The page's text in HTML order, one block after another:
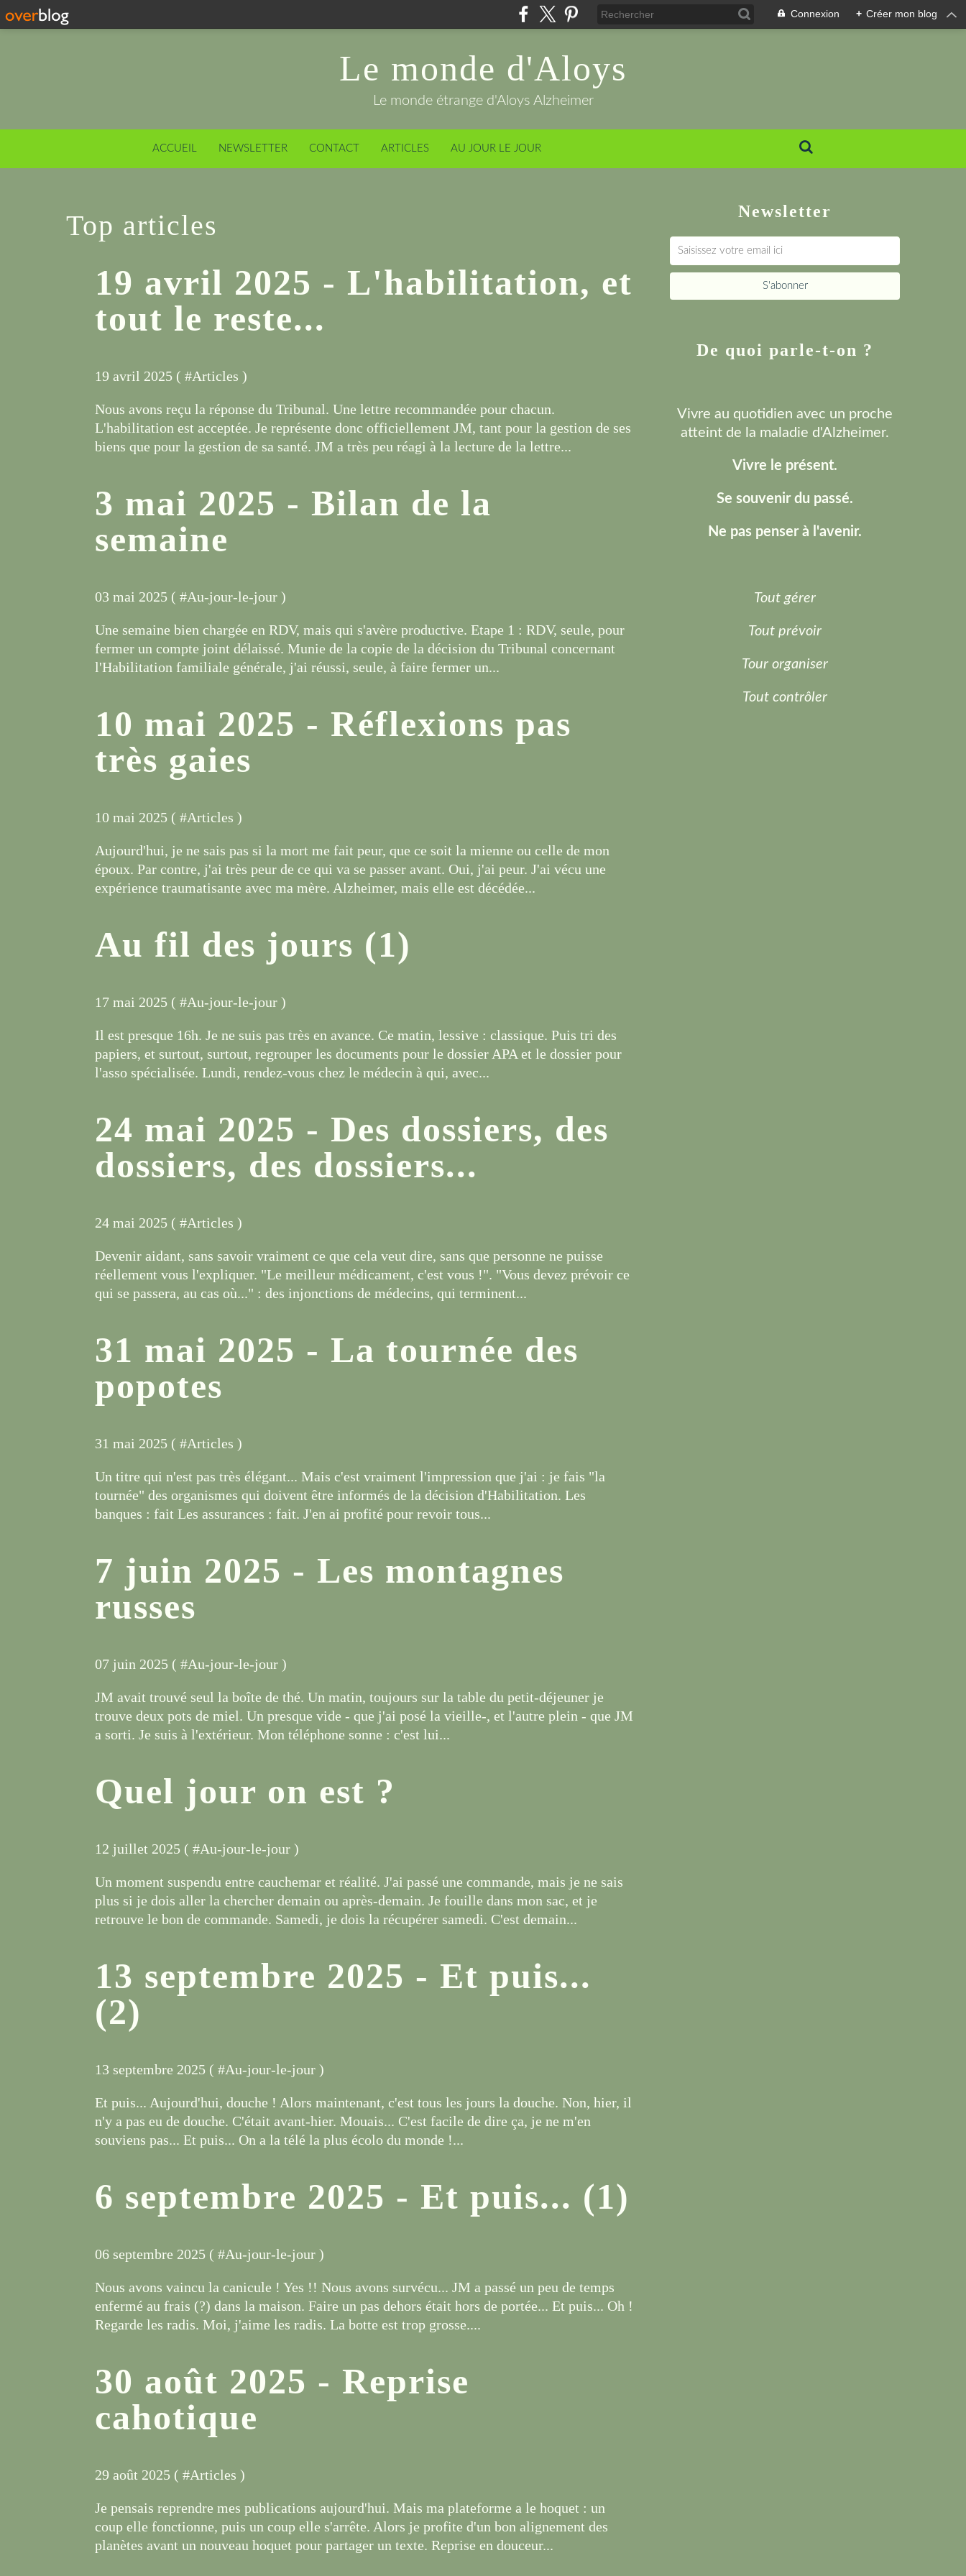
Connexion + Créer mon blog
Le monde d'Aloys
Le monde étrange d'Aloys Alzheimer
ACCUEIL NEWSLETTER CONTACT ARTICLES AU JOUR LE JOUR
Top articles
19 avril 2025 - L'habilitation, et
tout le reste...
19 avril 2025 ( #Articles )
Nous avons reçu la réponse du Tribunal. Une lettre recommandée pour chacun.
L'habilitation est acceptée. Je représente donc officiellement JM, tant pour la gestion de ses
biens que pour la gestion de sa santé. JM a très peu réagi à la lecture de la lettre...
3 mai 2025 - Bilan de la
semaine
03 mai 2025 ( #Au-jour-le-jour )
Une semaine bien chargée en RDV, mais qui s'avère productive. Etape 1 : RDV, seule, pour
fermer un compte joint délaissé. Munie de la copie de la décision du Tribunal concernant
l'Habilitation familiale générale, j'ai réussi, seule, à faire fermer un...
10 mai 2025 - Réflexions pas
très gaies
10 mai 2025 ( #Articles )
Aujourd'hui, je ne sais pas si la mort me fait peur, que ce soit la mienne ou celle de mon
époux. Par contre, j'ai très peur de ce qui va se passer avant. Oui, j'ai peur. J'ai vécu une
expérience traumatisante avec ma mère. Alzheimer, mais elle est décédée...
Au fil des jours (1)
17 mai 2025 ( #Au-jour-le-jour )
Il est presque 16h. Je ne suis pas très en avance. Ce matin, lessive : classique. Puis tri des
papiers, et surtout, surtout, regrouper les documents pour le dossier APA et le dossier pour
l'asso spécialisée. Lundi, rendez-vous chez le médecin à qui, avec...
24 mai 2025 - Des dossiers, des
dossiers, des dossiers...
24 mai 2025 ( #Articles )
Devenir aidant, sans savoir vraiment ce que cela veut dire, sans que personne ne puisse
réellement vous l'expliquer. "Le meilleur médicament, c'est vous !". "Vous devez prévoir ce
qui se passera, au cas où..." : des injonctions de médecins, qui terminent...
31 mai 2025 - La tournée des
popotes
31 mai 2025 ( #Articles )
Un titre qui n'est pas très élégant... Mais c'est vraiment l'impression que j'ai : je fais "la
tournée" des organismes qui doivent être informés de la décision d'Habilitation. Les
banques : fait Les assurances : fait. J'en ai profité pour revoir tous...
7 juin 2025 - Les montagnes
russes
07 juin 2025 ( #Au-jour-le-jour )
JM avait trouvé seul la boîte de thé. Un matin, toujours sur la table du petit-déjeuner je
trouve deux pots de miel. Un presque vide - que j'ai posé la vieille-, et l'autre plein - que JM
a sorti. Je suis à l'extérieur. Mon téléphone sonne : c'est lui...
Quel jour on est ?
12 juillet 2025 ( #Au-jour-le-jour )
Un moment suspendu entre cauchemar et réalité. J'ai passé une commande, mais je ne sais
plus si je dois aller la chercher demain ou après-demain. Je fouille dans mon sac, et je
retrouve le bon de commande. Samedi, je dois la récupérer samedi. C'est demain...
13 septembre 2025 - Et puis...
(2)
13 septembre 2025 ( #Au-jour-le-jour )
Et puis... Aujourd'hui, douche ! Alors maintenant, c'est tous les jours la douche. Non, hier, il
n'y a pas eu de douche. C'était avant-hier. Mouais... C'est facile de dire ça, je ne m'en
souviens pas... Et puis... On a la télé la plus écolo du monde !...
6 septembre 2025 - Et puis... (1)
06 septembre 2025 ( #Au-jour-le-jour )
Nous avons vaincu la canicule ! Yes !! Nous avons survécu... JM a passé un peu de temps
enfermé au frais (?) dans la maison. Faire un pas dehors était hors de portée... Et puis... Oh !
Regarde les radis. Moi, j'aime les radis. La botte est trop grosse....
30 août 2025 - Reprise
cahotique
29 août 2025 ( #Articles )
Je pensais reprendre mes publications aujourd'hui. Mais ma plateforme a le hoquet : un
coup elle fonctionne, puis un coup elle s'arrête. Alors je profite d'un bon alignement des
planètes avant un nouveau hoquet pour partager un texte. Reprise en douceur...
Newsletter
De quoi parle-t-on ?
Vivre au quotidien avec un proche
atteint de la maladie d'Alzheimer.
Vivre le présent.
Se souvenir du passé.
Ne pas penser à l'avenir.
Tout gérer
Tout prévoir
Tour organiser
Tout contrôler